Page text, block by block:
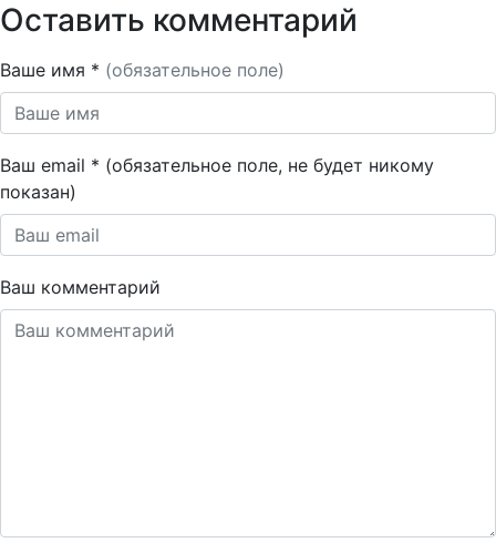
Оставить комментарий
Ваше имя * (обязательное поле)
Ваш email * (обязательное поле, не будет никому
показан)
Ваш комментарий